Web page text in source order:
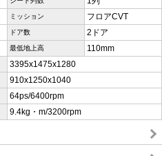
ミッション フロアCVT
ドア数 2ドア
最低地上高 110mm
3395x1475x1280
910x1250x1040
64ps/6400rpm
9.4kg・m/3200rpm